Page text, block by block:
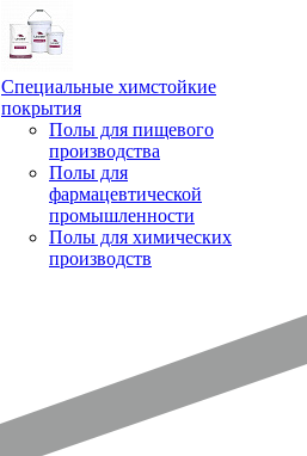
Специальные химстойкие
покрытия
Полы для пищевого
производства
Полы для
фармацевтической
промышленности
Полы для химических
производств